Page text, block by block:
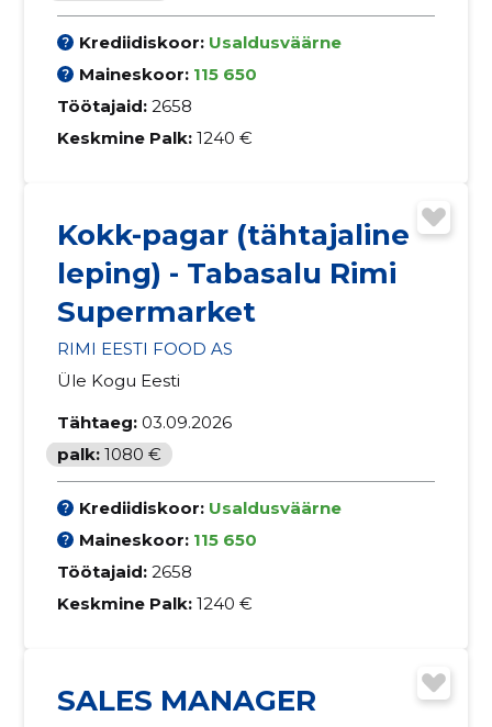
Krediidiskoor: Usaldusväärne
Maineskoor: 115 650
Töötajaid: 2658
Keskmine Palk: 1240 €
Kokk-pagar (tähtajaline
leping) - Tabasalu Rimi
Supermarket
RIMI EESTI FOOD AS
Üle Kogu Eesti
Tähtaeg: 03.09.2026
palk: 1080 €
Krediidiskoor: Usaldusväärne
Maineskoor: 115 650
Töötajaid: 2658
Keskmine Palk: 1240 €
SALES MANAGER